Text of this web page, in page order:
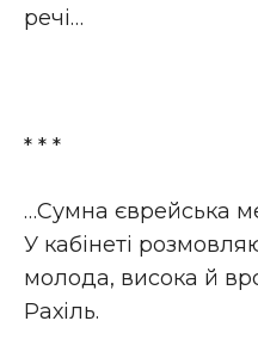
речі…
* * *
…Сумна єврейська
У кабінеті
молода, висока й
Рахіль.